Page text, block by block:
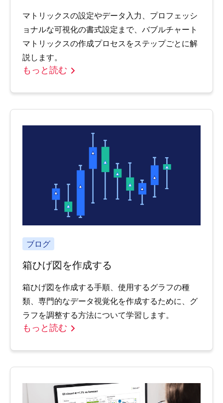
マトリックスの設定やデータ入力、プロフェッシ
ョナルな可視化の書式設定まで、バブルチャート
マトリックスの作成プロセスをステップごとに解
説します。
もっと読む
ブログ
箱ひげ図を作成する
箱ひげ図を作成する手順、使用するグラフの種
類、専門的なデータ視覚化を作成するために、グ
ラフを調整する方法について学習します。
もっと読む